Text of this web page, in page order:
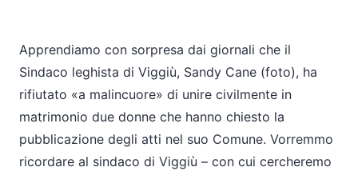
Apprendiamo con sorpresa dai giornali che il
Sindaco leghista di Viggiù, Sandy Cane (foto), ha
rifiutato «a malincuore» di unire civilmente in
matrimonio due donne che hanno chiesto la
pubblicazione degli atti nel suo Comune. Vorremmo
ricordare al sindaco di Viggiù – con cui cercheremo